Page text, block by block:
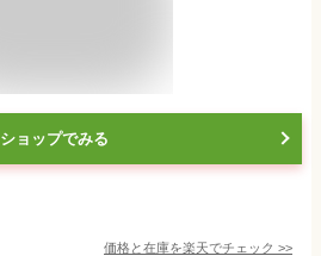
ショップでみる
価格と在庫を楽天でチェック >>